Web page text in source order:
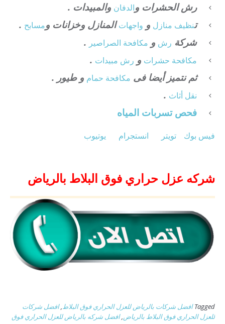
رش الحشرات والدفان والمبيدات .
تنظيف منازل و واجهاتالمنازل وخزانات ومسابح .
شركة رش و مكافحة الصراصير .
مكافحة حشرات و رش مبيدات .
ثم نتميز أيضا فى مكافحة حمام و طيور .
نقل أثاث .
فحص تسربات المياه
فيس بوك تويتر انستجرام يوتيوب
شركه عزل حراري فوق البلاط بالرياض
Tagged افضل شركات بالرياض للعزل الحراري فوق البلاط,افضل شركات
للعزل الحراري فوق البلاط بالرياض,افضل شركه بالرياض للعزل الحراري فوق